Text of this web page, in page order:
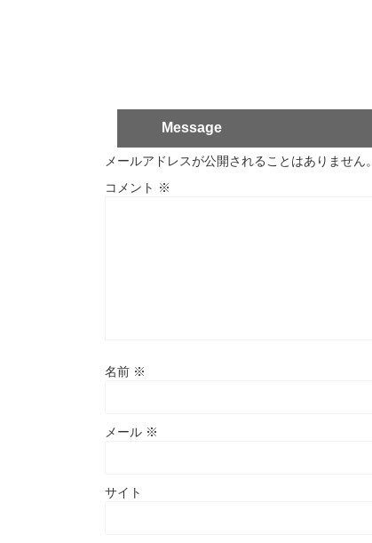
Message
メールアドレスが公開されることはありません。
コメント ※
名前 ※
メール ※
サイト